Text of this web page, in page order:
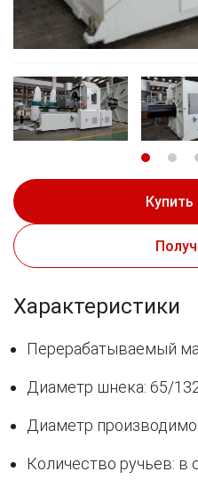
Купить
Характеристики
Перерабатываемый
Диаметр шнека: 65/
Диаметр
Количество ручьев: в